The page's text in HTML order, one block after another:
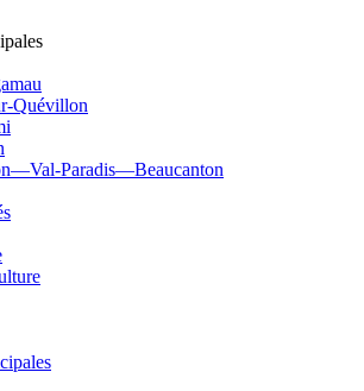
Quévillon
Paradis—Beaucanton